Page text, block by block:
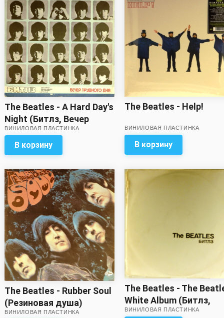
The Beatles - A Hard Day's
Night (Битлз, Вечер
трудного дня)
ВИНИЛОВАЯ ПЛАСТИНКА
В корзину
The Beatles - Help!
ВИНИЛОВАЯ ПЛАСТИНКА
В корзину
The Beatles - Rubber Soul
(Резиновая душа)
ВИНИЛОВАЯ ПЛАСТИНКА
The Beatles - The
White Album (Битлз,
Белый альбом) (2 LP) *
ВИНИЛОВАЯ ПЛАСТИНКА